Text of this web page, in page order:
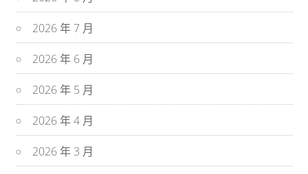
2026 年 7 月
2026 年 6 月
2026 年 5 月
2026 年 4 月
2026 年 3 月